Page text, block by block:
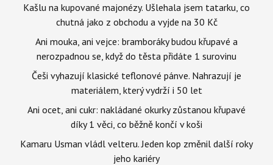
Kašlu na kupované majonézy. Ušlehala jsem tatarku, co
chutná jako z obchodu a vyjde na 30 Kč
Ani mouka, ani vejce: bramboráky budou křupavé a
nerozpadnou se, když do těsta přidáte 1 surovinu
Češi vyhazují klasické teflonové pánve. Nahrazují je
materiálem, který vydrží i 50 let
Ani ocet, ani cukr: nakládané okurky zůstanou křupavé
díky 1 věci, co běžně končí v koši
Kamaru Usman vládl velteru. Jeden kop změnil další roky
jeho kariéry